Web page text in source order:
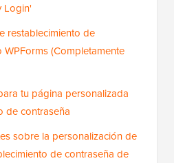
Login'
restablecimiento de
(Completamente
tu página personalizada
de contraseña
sobre la personalización de
de contraseña de